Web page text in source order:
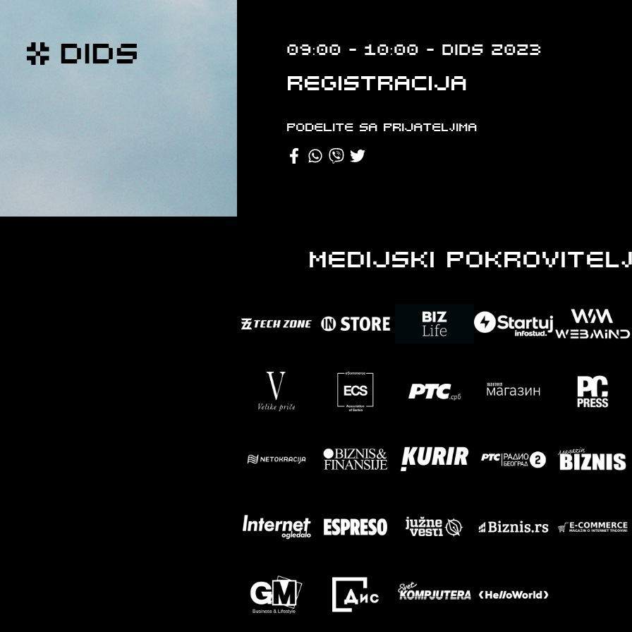
DIDS 09:00 - 10:00 - DIDS 2023
Registracija
Podelite sa prijateljima
MEDIJSKI